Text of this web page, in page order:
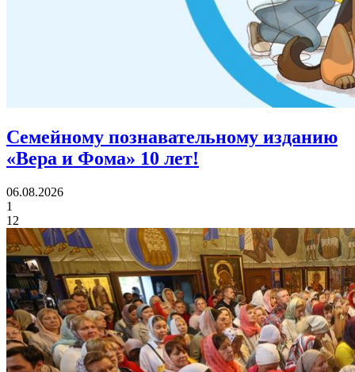
Семейному познавательному изданию
«Вера и Фома» 10 лет!
06.08.2026
1
12